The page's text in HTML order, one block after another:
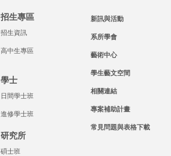
招生專區
招生資訊
高中生專區
學士
日間學士班
進修學士班
研究所
碩士班
新訊與活動
系所學會
藝術中心
學生藝文空間
相關連結
專案補助計畫
常見問題與表格下載